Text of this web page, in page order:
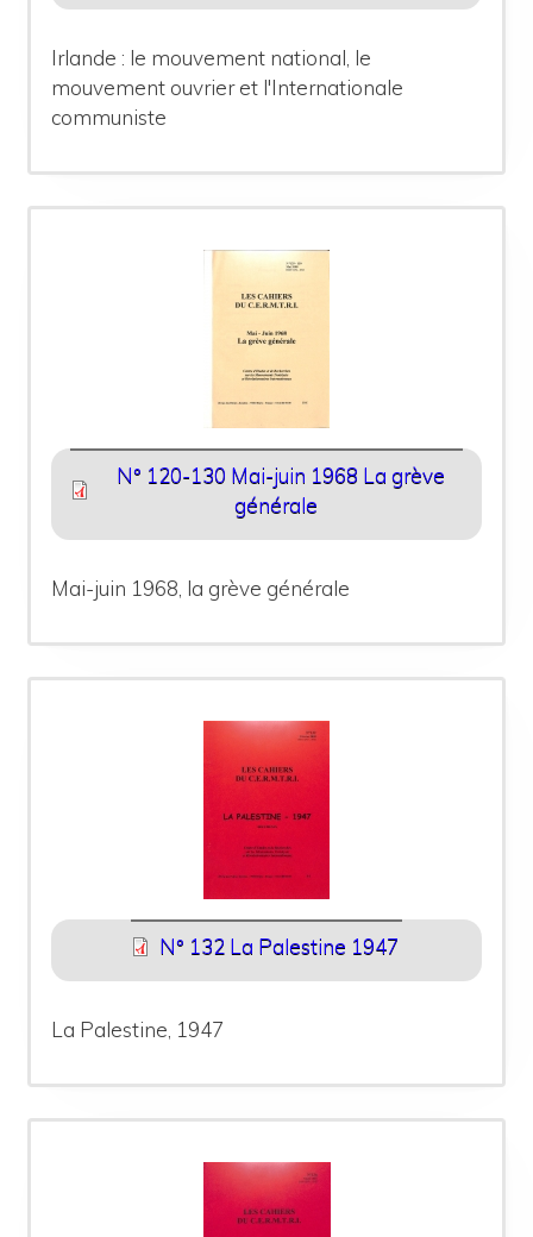
Irlande : le mouvement national, le
mouvement ouvrier et l'Internationale
communiste
N° 120-130 Mai-juin 1968 La grève
générale
Mai-juin 1968, la grève générale
N° 132 La Palestine 1947
La Palestine, 1947